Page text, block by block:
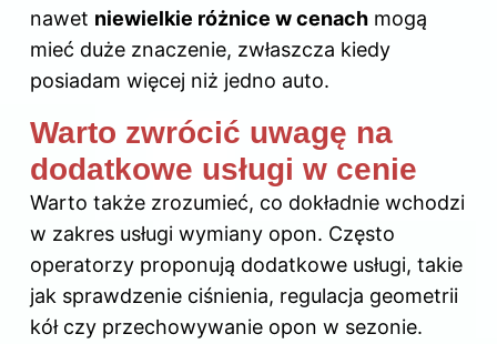
nawet niewielkie różnice w cenach mogą
mieć duże znaczenie, zwłaszcza kiedy
posiadam więcej niż jedno auto.
Warto zwrócić uwagę na
dodatkowe usługi w cenie
Warto także zrozumieć, co dokładnie wchodzi
w zakres usługi wymiany opon. Często
operatorzy proponują dodatkowe usługi, takie
jak sprawdzenie ciśnienia, regulacja geometrii
kół czy przechowywanie opon w sezonie.